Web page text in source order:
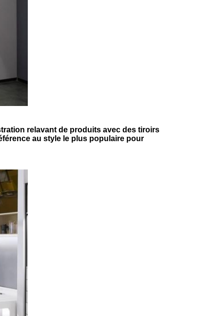
relavant de produits avec des tiroirs
au style le plus populaire pour